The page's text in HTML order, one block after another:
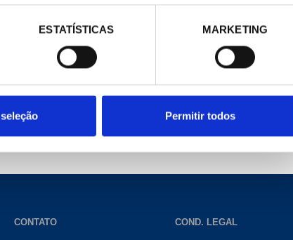
ESTATÍSTICAS MARKETING
Permitir todos
CONTATO COND. LEGAL